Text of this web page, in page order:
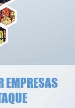
EMPRESAS